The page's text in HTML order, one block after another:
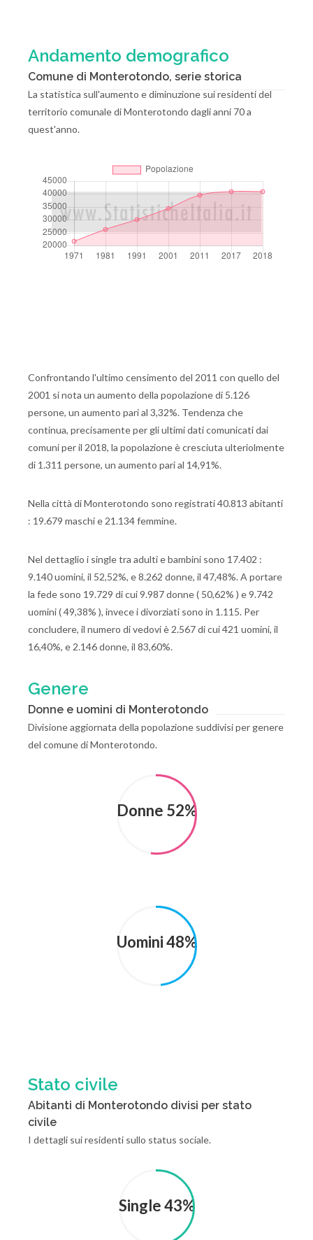
Andamento demografico
Comune di Monterotondo, serie storica
La statistica sull'aumento e diminuzione sui residenti del
territorio comunale di Monterotondo dagli anni 70 a
quest'anno.
Confrontando l'ultimo censimento del 2011 con quello del
2001 si nota un aumento della popolazione di 5.126
persone, un aumento pari al 3,32%. Tendenza che
continua, precisamente per gli ultimi dati comunicati dai
comuni per il 2018, la popolazione è cresciuta ulteriolmente
di 1.311 persone, un aumento pari al 14,91%.
Nella città di Monterotondo sono registrati 40.813 abitanti
: 19.679 maschi e 21.134 femmine.
Nel dettaglio i single tra adulti e bambini sono 17.402 :
9.140 uomini, il 52,52%, e 8.262 donne, il 47,48%. A portare
la fede sono 19.729 di cui 9.987 donne ( 50,62% ) e 9.742
uomini ( 49,38% ), invece i divorziati sono in 1.115. Per
concludere, il numero di vedovi è 2.567 di cui 421 uomini, il
16,40%, e 2.146 donne, il 83,60%.
Genere
Donne e uomini di Monterotondo
Divisione aggiornata della popolazione suddivisi per genere
del comune di Monterotondo.
Donne 52%
Uomini 48%
Stato civile
Abitanti di Monterotondo divisi per stato
civile
I dettagli sui residenti sullo status sociale.
Single 43%